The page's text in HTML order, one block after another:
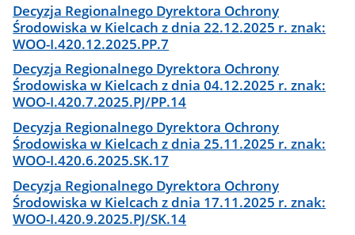
Decyzja Regionalnego Dyrektora Ochrony
Środowiska w Kielcach z dnia 22.12.2025 r. znak:
WOO-I.420.12.2025.PP.7
Decyzja Regionalnego Dyrektora Ochrony
Środowiska w Kielcach z dnia 04.12.2025 r. znak:
WOO-I.420.7.2025.PJ/PP.14
Decyzja Regionalnego Dyrektora Ochrony
Środowiska w Kielcach z dnia 25.11.2025 r. znak:
WOO-I.420.6.2025.SK.17
Decyzja Regionalnego Dyrektora Ochrony
Środowiska w Kielcach z dnia 17.11.2025 r. znak:
WOO-I.420.9.2025.PJ/SK.14